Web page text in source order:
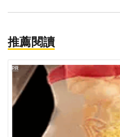
推薦閱讀
PR